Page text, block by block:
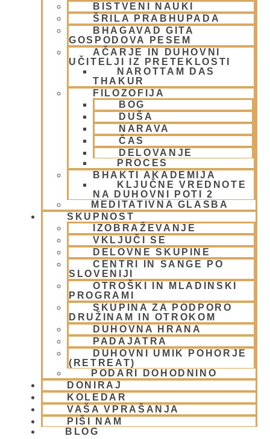
BISTVENI NAUKI
ŠRILA PRABHUPADA
BHAGAVAD GITA
GOSPODOVA PESEM
AČARJE IN DUHOVNI
UČITELJI IZ PRETEKLOSTI
NAROTTAM DAS
THAKUR
FILOZOFIJA
BOG
DUŠA
NARAVA
ČAS
DELOVANJE
PROCES
BHAKTI AKADEMIJA
KLJUČNE VREDNOTE
NA DUHOVNI POTI 2
MEDITATIVNA GLASBA
SKUPNOST
IZOBRAŽEVANJE
VKLJUČI SE
DELOVNE SKUPINE
CENTRI IN SANGE PO
SLOVENIJI
OTROŠKI IN MLADINSKI
PROGRAMI
SKUPINA ZA PODPORO
DRUŽINAM IN OTROKOM
DUHOVNA HRANA
PADAJATRA
DUHOVNI UMIK POHORJE
(RETREAT)
PODARI DOHODNINO
DONIRAJ
KOLEDAR
VAŠA VPRAŠANJA
PIŠI NAM
BLOG
Zdrava zima
Govorica telesa
Preberi več »